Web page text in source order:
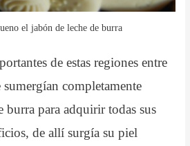
el jabón de leche de burra
de estas regiones entre
sumergían completamente
burra para adquirir todas sus
de allí surgía su piel